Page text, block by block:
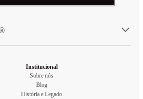
Institucional
Sobre nós
Blog
História e Legado